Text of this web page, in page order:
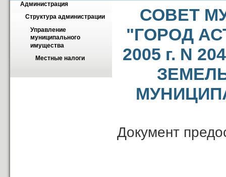
Администрация
Структура администрации
Управление
муниципального
имущества
Местные налоги
СОВЕТ
"ГОРОД
2005 г. N
Документ